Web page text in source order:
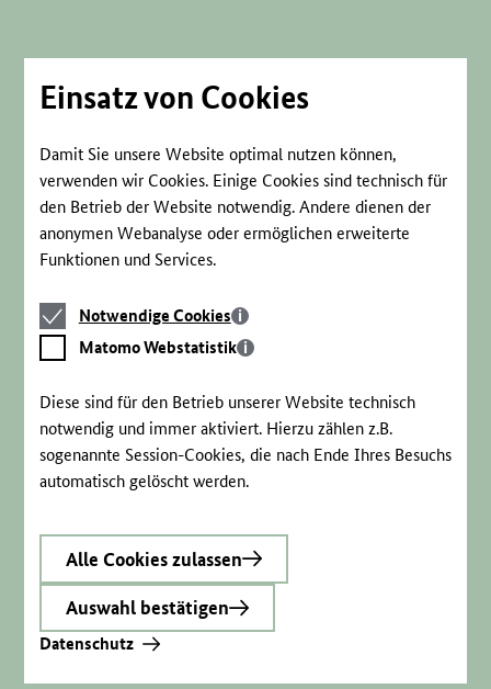
Einsatz von Cookies
Damit Sie unsere Website optimal nutzen können,
verwenden wir Cookies. Einige Cookies sind technisch für
den Betrieb der Website notwendig. Andere dienen der
anonymen Webanalyse oder ermöglichen erweiterte
Funktionen und Services.
Notwendige
Cookies
Notwendige Cookies
Matomo
Webstatistik
Matomo Webstatistik
Diese sind für den Betrieb unserer Website technisch
notwendig und immer aktiviert. Hierzu zählen z.B.
sogenannte Session-Cookies, die nach Ende Ihres Besuchs
automatisch gelöscht werden.
Alle Cookies zulassen
Auswahl bestätigen
Datenschutz